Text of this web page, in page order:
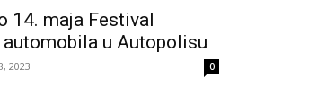
14. maja Festival
u Autopolisu
2023 0